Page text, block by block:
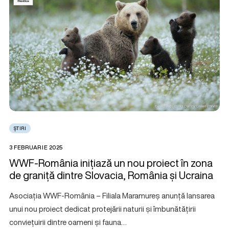
ȘTIRI
3 FEBRUARIE 2025
WWF-România inițiază un nou proiect în zona
de graniță dintre Slovacia, România și Ucraina
Asociația WWF-România – Filiala Maramureș anunță lansarea
unui nou proiect dedicat protejării naturii și îmbunătățirii
conviețuirii dintre oameni și fauna…